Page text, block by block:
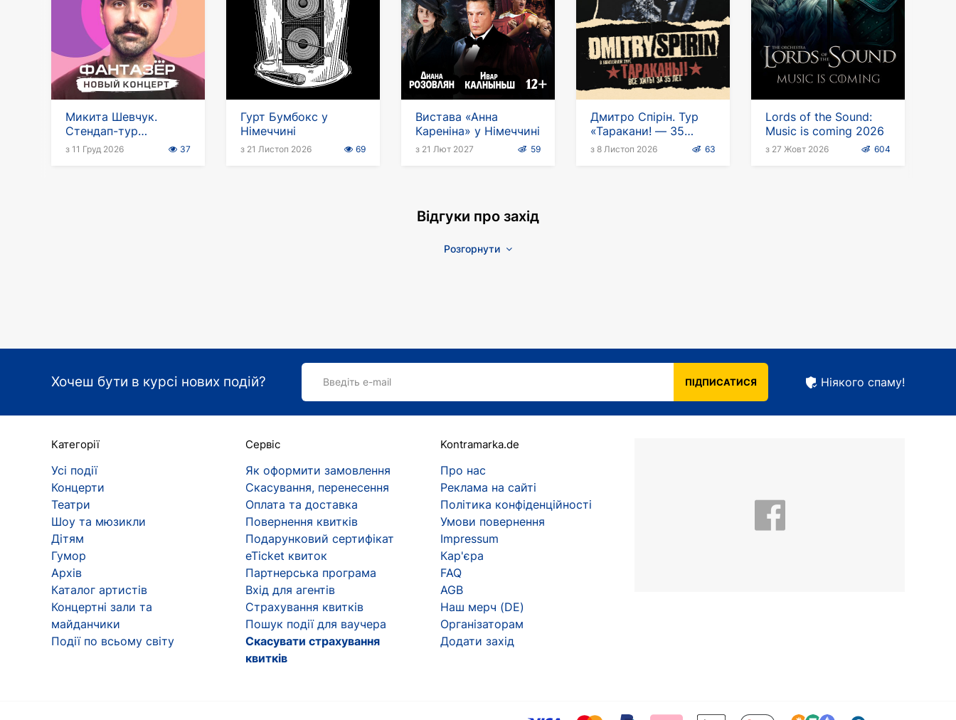
Микита Шевчук.
Стендап-тур
«Фантазер»
з 11 Груд 2026 37
Гурт Бумбокс у
Німеччині
з 21 Листоп 2026 69
Вистава «Анна
Кареніна» у Німеччині
з 21 Лют 2027 59
Дмитро Спірін. Тур
«Таракани! — 35
років» у Німеччині
з 8 Листоп 2026 63
Lords of the Sound:
Music is coming 2026
з 27 Жовт 2026 604
Відгуки про захід
Розгорнути
Хочеш бути в курсі нових подій? Введіть e-mail ПІДПИСАТИСЯ Ніякого спаму!
Категорії
Усі події
Концерти
Театри
Шоу та мюзикли
Дітям
Гумор
Архів
Каталог артистів
Концертні зали та
майданчики
Події по всьому світу
Сервіс
Як оформити замовлення
Скасування, перенесення
Оплата та доставка
Повернення квитків
Подарунковий сертифікат
eTicket квиток
Партнерська програма
Вхід для агентів
Страхування квитків
Пошук події для ваучера
Скасувати страхування
квитків
Kontramarka.de
Про нас
Реклама на сайті
Політика конфіденційності
Умови повернення
Impressum
Кар'єра
FAQ
AGB
Наш мерч (DE)
Організаторам
Додати захід